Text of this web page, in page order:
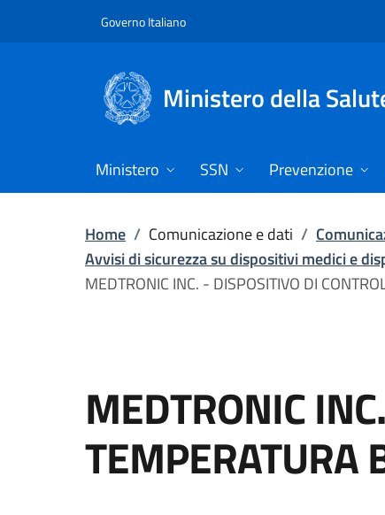
Governo Italiano
Ministero della
Ministero SSN Prevenzione
Home / Comunicazione e dati /
Avvisi di sicurezza su dispositivi medici e
MEDTRONIC INC. - DISPOSITIVO DI
MEDTRONIC
TEMPERATURA